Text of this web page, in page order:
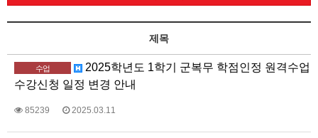
제목
수업
2025학년도 1학기 군복무 학점인정 원격수업
수강신청 일정 변경 안내
85239 2025.03.11